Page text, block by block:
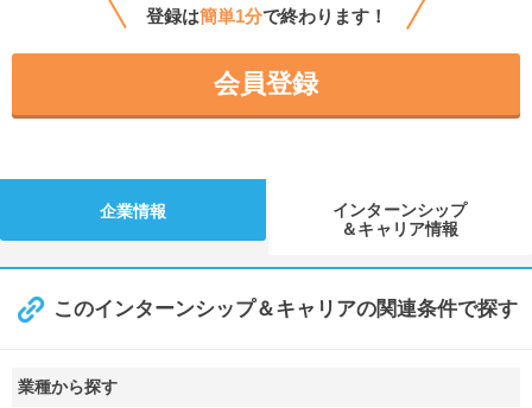
登録は簡単1分で終わります！
会員登録
企業情報
インターンシップ
＆キャリア情報
このインターンシップ＆キャリアの関連条件で探す
業種から探す